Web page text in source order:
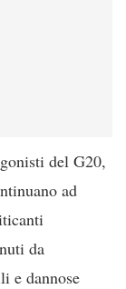
del G20,
ad
da
e dannose